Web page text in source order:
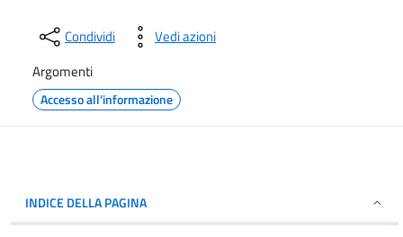
Condividi
Vedi azioni
Argomenti
Accesso all'informazione
INDICE DELLA PAGINA